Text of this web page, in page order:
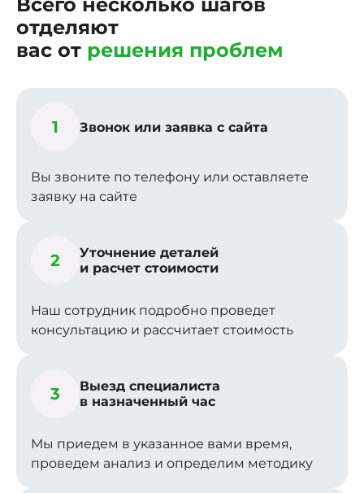
отделяют
вас от решения проблем
1 Звонок или заявка с сайта
Вы звоните по телефону или оставляете
заявку на сайте
2
Уточнение деталей
и расчет стоимости
Наш сотрудник подробно проведет
консультацию и рассчитает стоимость
3
Выезд специалиста
в назначенный час
Мы приедем в указанное вами время,
проведем анализ и определим методику